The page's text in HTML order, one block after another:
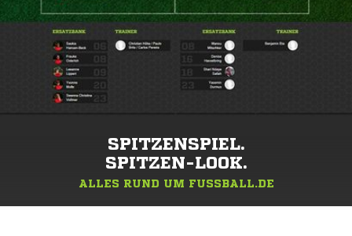
SPITZENSPIEL.
SPITZEN-LOOK.
ALLES RUND UM FUSSBALL.DE